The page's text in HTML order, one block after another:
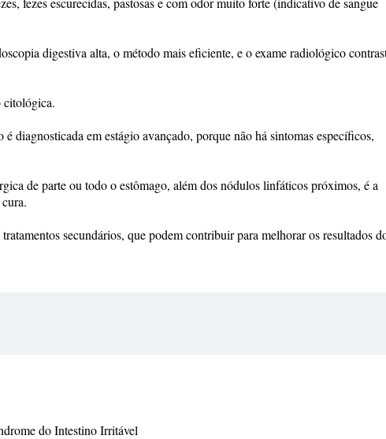
digestiva alta, o método mais eficiente, e o exame radiológico
citológica.
diagnosticada em estágio avançado, porque não há sintomas específicos,
de parte ou todo o estômago, além dos nódulos linfáticos próximos, é a
secundários, que podem contribuir para melhorar os resultados
do Intestino Irritável